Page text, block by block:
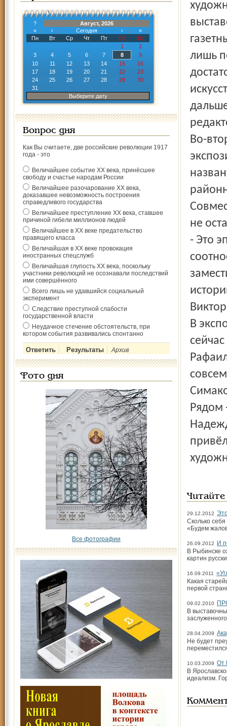
?
Август, 2026
«
‹ Сегодня ›
»
Пн
Вт Ср Чт Пт Сб
Вс
1
2
3
4 5 6 7 8
9
10
11 12 13 14 15
16
17
18 19 20 21 22
23
24
25 26 27 28 29
30
31
Выберите дату
Вопрос дня
Как Вы считаете, две российские революции 1917
года - это
Величайшее событие ХХ века, принёсшее
свободу и счастье народам России
Величайшее разочарование ХХ века,
доказавшее невозможность построения
справедливого государства
Величайшее преступление ХХ века, ставшее
причиной гибели миллионов людей
Величайшее в ХХ веке предательство
правящего класса
Величайшая в ХХ веке провокация
иностранных спецслужб
Величайшая глупость ХХ века, поскольку
участники революций не осознавали последствий
ими совершённого
Всего лишь не удавшийся социальный
эксперимент
Следствие преступной слабости
государственной власти
Неудачное стечение обстоятельств, при
котором события развивались спонтанно
Архив
Фото дня
Все фотографии
лишь
Во-
не
- Это
В
Рядом
29.12.2012
Сколько
«Будем
26.09.2012
И
В Рыбинске
картин
16.09.2011
Какая
первой
09.02.2010
В
28.04.2009
Не будет
10.03.2009 От
В
идеализм.